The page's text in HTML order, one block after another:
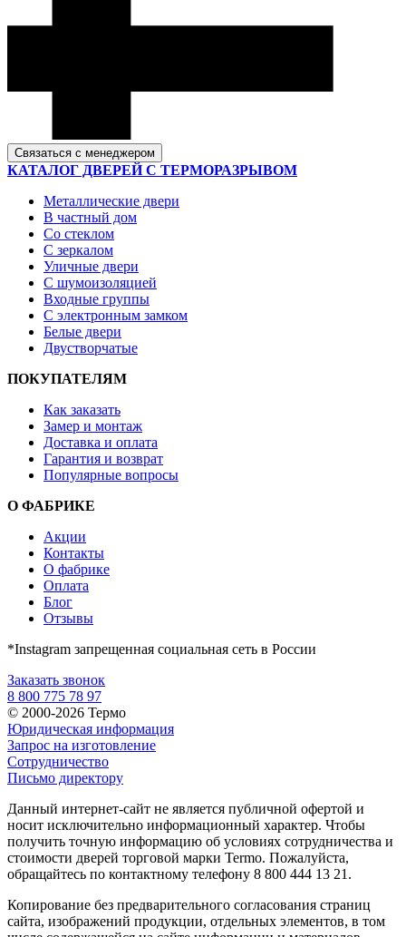
Связаться с менеджером
КАТАЛОГ ДВЕРЕЙ С ТЕРМОРАЗРЫВОМ
Металлические двери
В частный дом
Со стеклом
С зеркалом
Уличные двери
С шумоизоляцией
Входные группы
С электронным замком
Белые двери
Двустворчатые
ПОКУПАТЕЛЯМ
Как заказать
Замер и монтаж
Доставка и оплата
Гарантия и возврат
Популярные вопросы
О ФАБРИКЕ
Акции
Контакты
О фабрике
Оплата
Блог
Отзывы
*Instagram запрещенная социальная сеть в России
Заказать звонок
8 800 775 78 97
© 2000-2026 Термо
Юридическая информация
Запрос на изготовление
Сотрудничество
Письмо директору
Данный интернет-сайт не является публичной офертой и
носит исключительно информационный характер. Чтобы
получить точную информацию об условиях сотрудничества и
стоимости дверей торговой марки Termo. Пожалуйста,
обращайтесь по контактному телефону 8 800 444 13 21.
Копирование без предварительного согласования страниц
сайта, изображений продукции, отдельных элементов, в том